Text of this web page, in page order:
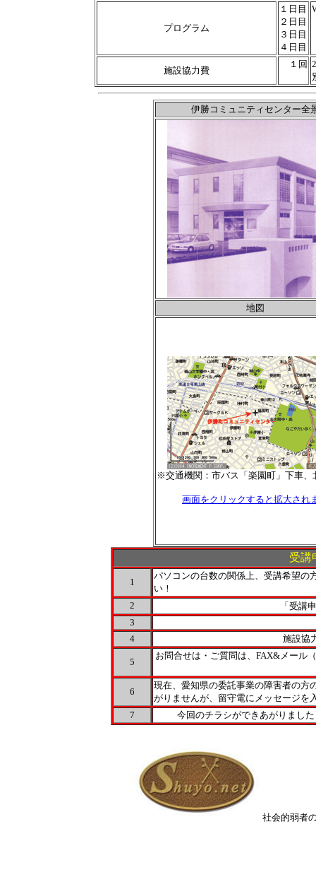
プログラム
１日目
２日目
３日目
４日目
施設協力費
１回
伊勝コミュニティセンター全
地図
※交通機関：市バス「楽園町」下車、
画面をクリックすると拡大され
受講
1
パソコンの台数の関係上、受講希望の
い！
2
「受講
3
4
施設協
5
お問合せは・ご質問は、FAX&メール（
6
現在、愛知県の委託事業の障害者の方
がりませんが、留守電にメッセージを
7
今回のチラシができあがりまし
社会的弱者